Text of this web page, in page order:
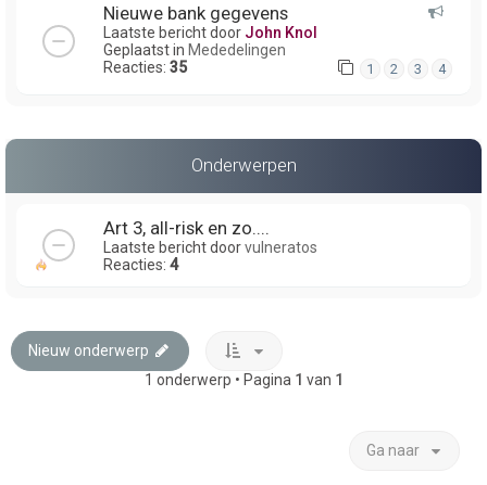
Nieuwe bank gegevens
Laatste bericht door John Knol
Geplaatst in Mededelingen
Reacties: 35 1 2 3 4
Onderwerpen
Art 3, all-risk en zo....
Laatste bericht doorvulneratos
Reacties: 4
Nieuw onderwerp
1 onderwerp • Pagina 1 van 1
Ga naar